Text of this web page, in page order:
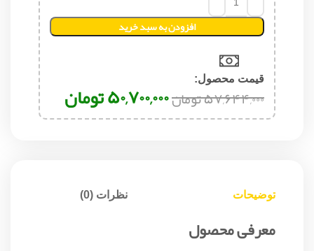
افزودن به سبد خرید
قیمت محصول:​
۵۷,۶۴۴,۰۰۰تومان۵۰,۷۰۰,۰۰۰تومان
توضیحات نظرات (0)
معرفی محصول